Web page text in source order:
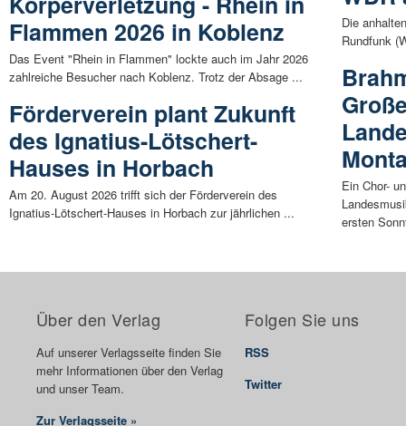
Flammen 2026 in Koblenz
Das Event "Rhein in Flammen" lockte auch im Jahr 2026
zahlreiche Besucher nach Koblenz. Trotz der Absage ...
Förderverein plant Zukunft
des Ignatius-Lötschert-
Hauses in Horbach
Am 20. August 2026 trifft sich der Förderverein des
Ignatius-Lötschert-Hauses in Horbach zur jährlichen ...
Die
Rundfunk
Ein Chor-
ersten
Über den Verlag
Auf unserer Verlagsseite finden Sie
mehr Informationen über den Verlag
und unser Team.
Zur Verlagsseite »
Folgen Sie uns
RSS
Twitter